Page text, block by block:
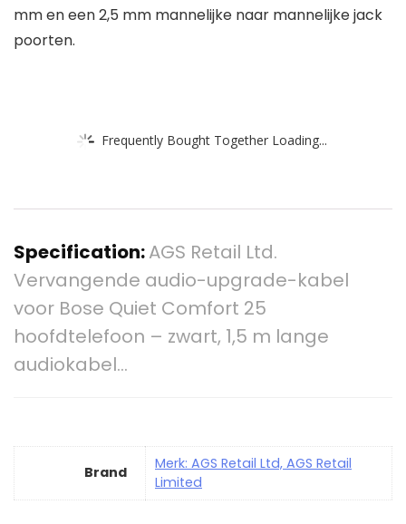
mm en een 2,5 mm mannelijke naar mannelijke jack
poorten.
Frequently Bought Together Loading...
Specification:AGS Retail Ltd.
Vervangende audio-upgrade-kabel
voor Bose Quiet Comfort 25
hoofdtelefoon – zwart, 1,5 m lange
audiokabel…
Brand
Merk: AGS Retail Ltd, AGS Retail
Limited